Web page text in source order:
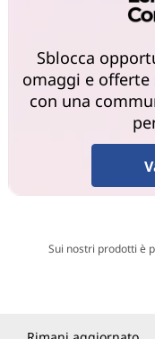
Sblocca
omaggi e
con una
Sui nostri prodotti è